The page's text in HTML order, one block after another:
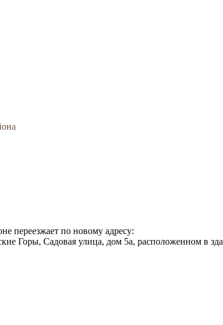
переезжает по новому адресу:
Горы, Садовая улица, дом 5а, расположенном